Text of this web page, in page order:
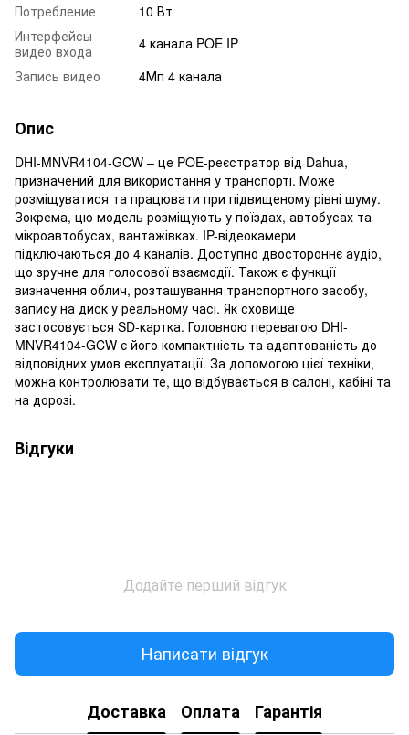
Потребление
10 Вт
Интерфейсы
видео входа
4 канала POE IP
Запись видео
4Мп 4 канала
Опис
DHI-MNVR4104-GCW – це POE-реєстратор від Dahua,
призначений для використання у транспорті. Може
розміщуватися та працювати при підвищеному рівні шуму.
Зокрема, цю модель розміщують у поїздах, автобусах та
мікроавтобусах, вантажівках. IP-відеокамери
підключаються до 4 каналів. Доступно двостороннє аудіо,
що зручне для голосової взаємодії. Також є функції
визначення облич, розташування транспортного засобу,
запису на диск у реальному часі. Як сховище
застосовується SD-картка. Головною перевагою DHI-
MNVR4104-GCW є його компактність та адаптованість до
відповідних умов експлуатації. За допомогою цієї техніки,
можна контролювати те, що відбувається в салоні, кабіні та
на дорозі.
Відгуки
Додайте перший відгук
Написати відгук
Доставка Оплата Гарантія